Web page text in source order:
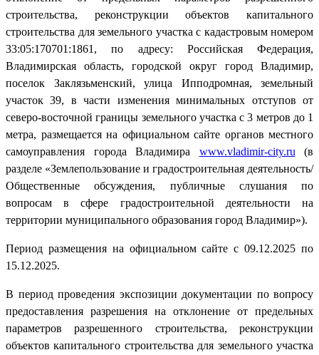
строительства, реконструкции объектов капитального
строительства для земельного участка с кадастровым номером
33:05:170701:1861, по адресу: Российская Федерация,
Владимирская область, городской округ город Владимир,
поселок Заклязьменский, улица Ипподромная, земельный
участок 39, в части изменения минимальных отступов от
северо-восточной границы земельного участка с 3 метров до 1
метра, размещается на официальном сайте органов местного
самоуправления города Владимира www.vladimir-city.ru (в
разделе «Землепользование и градостроительная деятельность/
Общественные обсуждения, публичные слушания по
вопросам в сфере градостроительной деятельности на
территории муниципального образования город Владимир»).
Период размещения на официальном сайте с 09.12.2025 по
15.12.2025.
В период проведения экспозиции документации по вопросу
предоставления разрешения на отклонение от предельных
параметров разрешенного строительства, реконструкции
объектов капитального строительства для земельного участка